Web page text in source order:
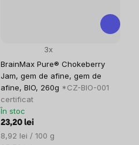
BrainMax Pure® Chokeberry
Jam, gem de afine, gem de
afine, BIO, 260g *CZ-BIO-001
certificat
3x
În stoc
23,20 lei
Evaluare
8,92 lei / 100 g